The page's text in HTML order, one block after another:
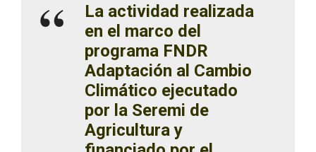
La actividad realizada
en el marco del
programa FNDR
Adaptación al Cambio
Climático ejecutado
por la Seremi de
Agricultura y